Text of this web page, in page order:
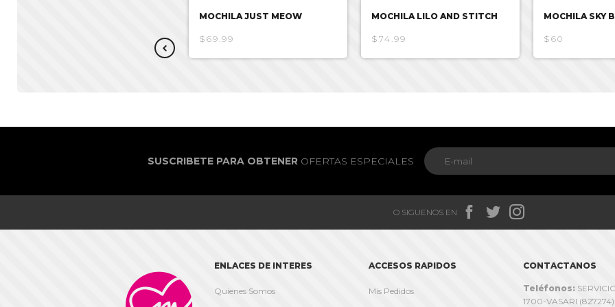
MOCHILA JUST MEOW
$69.99
MOCHILA LILO AND STITCH
$74.99
MOCHILA SKY
$60
SUSCRIBETE PARA OBTENEROFERTAS ESPECIALES
O SIGUENOS EN   
ENLACES DE INTERES
Quienes Somos
ACCESOS RAPIDOS
Mis Pedidos
CONTACTANOS
Teléfonos:
1700-VASARI (827274)